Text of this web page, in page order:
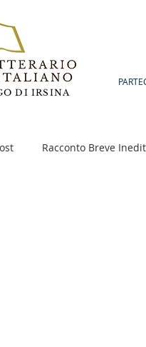
DI IRSINA
Racconto Breve